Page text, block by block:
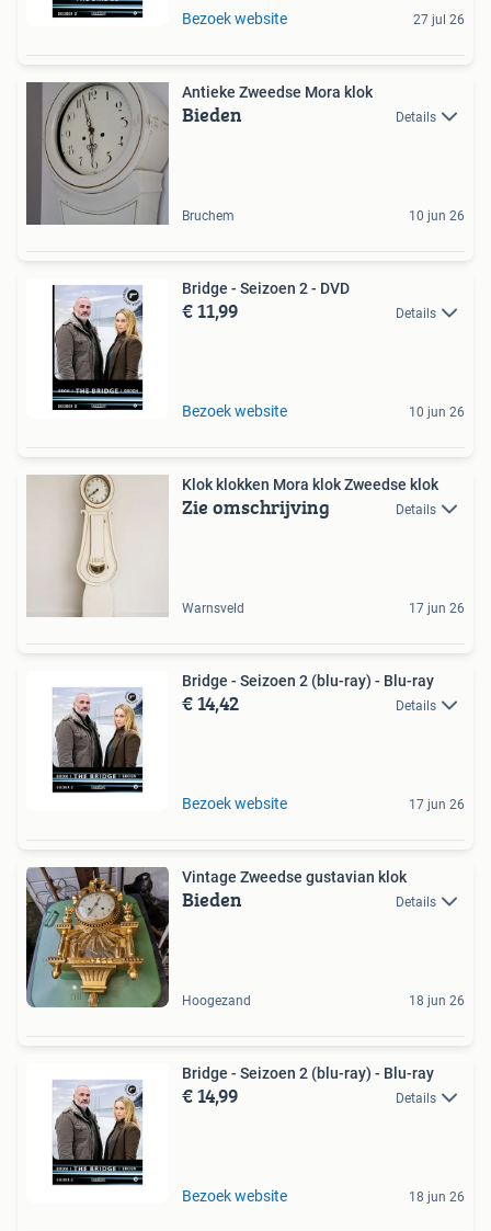
Bezoek website 27 jul 26
Antieke Zweedse Mora klok
Bieden Details
Bruchem 10 jun 26
Bridge - Seizoen 2 - DVD
€ 11,99 Details
Bezoek website 10 jun 26
Klok klokken Mora klok Zweedse klok
Zie omschrijving Details
Warnsveld 17 jun 26
Bridge - Seizoen 2 (blu-ray) - Blu-ray
€ 14,42 Details
Bezoek website 17 jun 26
Vintage Zweedse gustavian klok
Bieden Details
Hoogezand 18 jun 26
Bridge - Seizoen 2 (blu-ray) - Blu-ray
€ 14,99 Details
Bezoek website 18 jun 26